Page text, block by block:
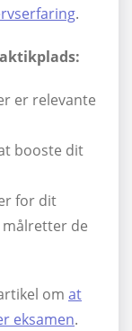
.
er relevante
booste dit
for dit
målretter de
om at
eksamen.